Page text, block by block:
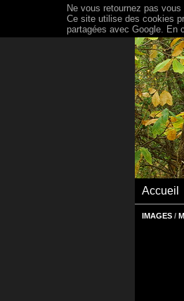
Accueil
IMAGES /
Ne vous retournez pas
Ce site utilise des cookies
partagées avec Google. En